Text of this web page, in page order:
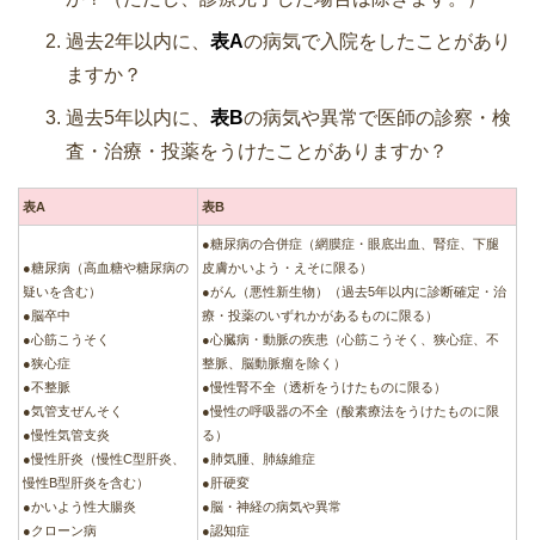
過去2年以内に、 表Aの病気で入院をしたことがあり
ますか？
過去5年以内に、 表Bの病気や異常で医師の診察・検
査・治療・投薬をうけたことがありますか？
表A 表B
●糖尿病（高血糖や糖尿病の
疑いを含む）
●脳卒中
●心筋こうそく
●狭心症
●不整脈
●気管支ぜんそく
●慢性気管支炎
●慢性肝炎（慢性C型肝炎、
慢性B型肝炎を含む）
●かいよう性大腸炎
●クローン病
●糖尿病の合併症（網膜症・眼底出血、腎症、下腿
皮膚かいよう・えそに限る）
●がん（悪性新生物）（過去5年以内に診断確定・治
療・投薬のいずれかがあるものに限る）
●心臓病・動脈の疾患（心筋こうそく、狭心症、不
整脈、脳動脈瘤を除く）
●慢性腎不全（透析をうけたものに限る）
●慢性の呼吸器の不全（酸素療法をうけたものに限
る）
●肺気腫、肺線維症
●肝硬変
●脳・神経の病気や異常
●認知症